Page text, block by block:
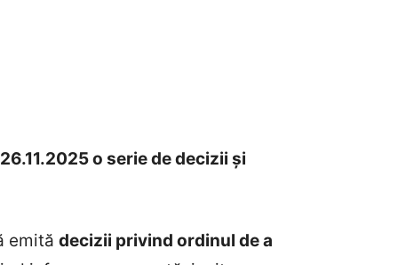
o serie de decizii și
emită decizii privind ordinul de a